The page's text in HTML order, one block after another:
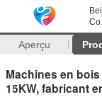
Aperçu
Machines en
15KW, fabricant